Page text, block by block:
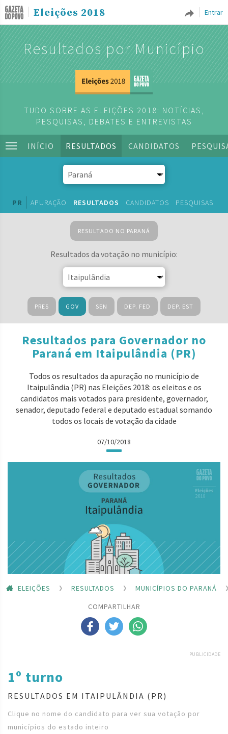
Entrar
Eleições 2018
Resultados por Município
TUDO SOBRE AS ELEIÇÕES 2018: NOTÍCIAS,
PESQUISAS, DEBATES E ENTREVISTAS
INÍCIO RESULTADOS CANDIDATOS
PR APURAÇÃO RESULTADOS CANDIDATOS PESQUISAS
RESULTADO NO PARANÁ
Resultados da votação no município:
PRES GOV SEN DEP. FED DEP. EST
Resultados para Governador no
Paraná em Itaipulândia (PR)
Todos os resultados da apuração no município de
Itaipulândia (PR) nas Eleições 2018: os eleitos e os
candidatos mais votados para presidente, governador,
senador, deputado federal e deputado estadual somando
todos os locais de votação da cidade
07/10/2018
ELEIÇÕES RESULTADOS
MUNICÍPIOS DO PARANÁ
COMPARTILHAR
PUBLICIDADE
1º turno
RESULTADOS EM ITAIPULÂNDIA (PR)
Clique no nome do candidato para ver sua votação por
municípios do estado inteiro